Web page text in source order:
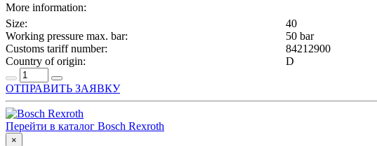
More information:
Size:
40
Working pressure max. bar:
50 bar
Customs tariff number:
84212900
Country of origin:
D
ОТПРАВИТЬ ЗАЯВКУ
Перейти в каталог Bosch Rexroth
×